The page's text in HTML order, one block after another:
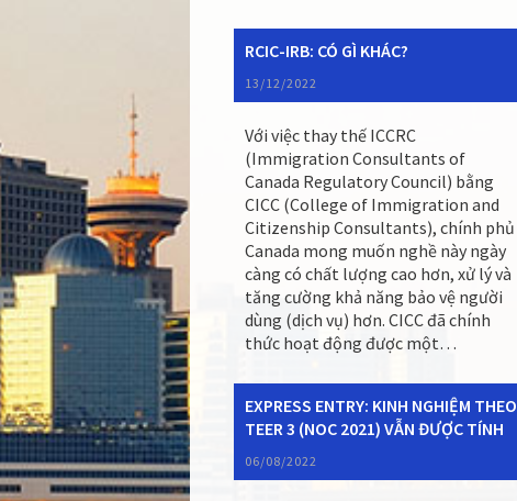
RCIC-IRB: CÓ GÌ KHÁC?
13/12/2022
Với việc thay thế ICCRC
(Immigration Consultants of
Canada Regulatory Council) bằng
CICC (College of Immigration and
Citizenship Consultants), chính phủ
Canada mong muốn nghề này ngày
càng có chất lượng cao hơn, xử lý và
tăng cường khả năng bảo vệ người
dùng (dịch vụ) hơn. CICC đã chính
thức hoạt động được một…
EXPRESS ENTRY: KINH NGHIỆM THEO
TEER 3 (NOC 2021) VẪN ĐƯỢC TÍNH
06/08/2022